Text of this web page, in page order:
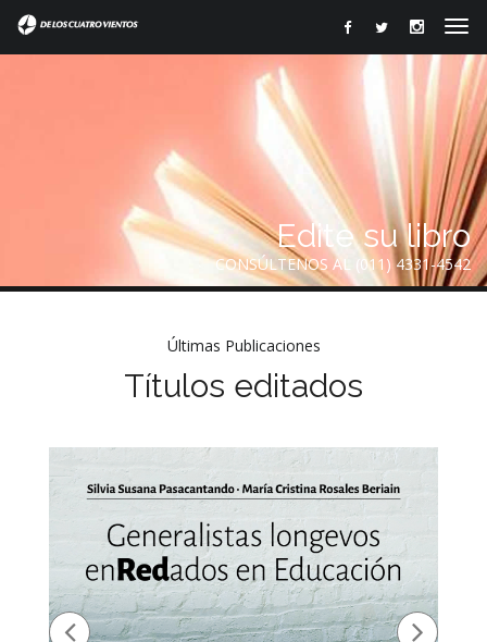
Edite su libro
CONSÚLTENOS AL (011) 4331-4542
Últimas Publicaciones
Títulos editados